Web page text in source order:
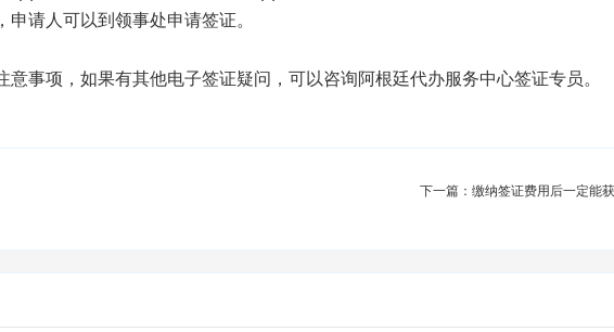
请人可以到领事处申请签证。
事项，如果有其他电子签证疑问，可以咨询阿根廷代办服务中心签证专员。
下一篇：缴纳签证费用后一定能